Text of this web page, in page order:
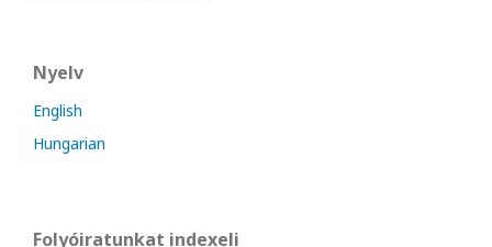
Nyelv
English
Hungarian
Folyóiratunkat indexeli